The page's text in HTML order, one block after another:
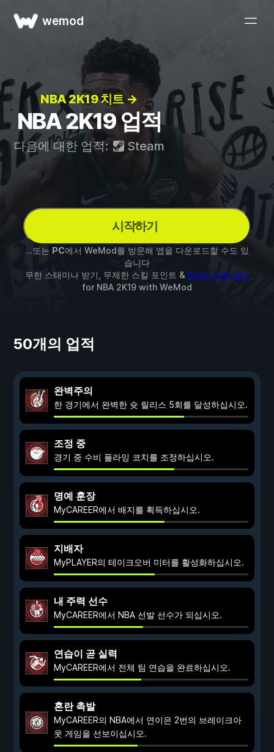
wemod
NBA 2K19 치트 →
NBA 2K19 업적
다음에 대한 업적: Steam
시작하기
...또는 PC에서 WeMod를 방문해 앱을 다운로드할 수도 있
습니다
무한 스태미나 받기, 무제한 스킬 포인트 & 6개의 다른 모드
for NBA 2K19with WeMod
50개의 업적
완벽주의
한 경기에서 완벽한 슛 릴리스 5회를 달성하십시오.
조정 중
경기 중 수비 플라잉 코치를 조정하십시오.
명예 훈장
MyCAREER에서 배지를 획득하십시오.
지배자
MyPLAYER의 테이크오버 미터를 활성화하십시오.
내 주력 선수
MyCAREER에서 NBA 선발 선수가 되십시오.
연습이 곧 실력
MyCAREER에서 전체 팀 연습을 완료하십시오.
혼란 촉발
MyCAREER의 NBA에서 연이은 2번의 브레이크아
웃 게임을 선보이십시오.